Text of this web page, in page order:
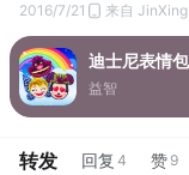
2016/7/21 来自
迪士尼表情
益智
转发 回复 4 赞 9